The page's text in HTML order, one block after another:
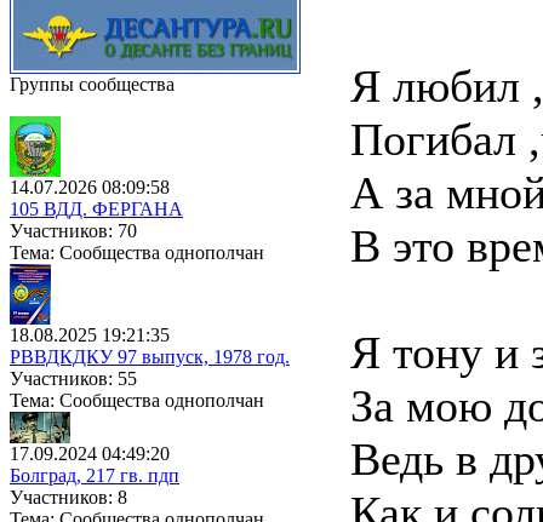
Группы сообщества
14.07.2026 08:09:58
105 ВДД. ФЕРГАНА
Участников: 70
Тема: Сообщества однополчан
18.08.2025 19:21:35
РВВДКДКУ 97 выпуск, 1978 год.
Участников: 55
Тема: Сообщества однополчан
17.09.2024 04:49:20
Болград, 217 гв. пдп
Участников: 8
Я любил
Погибал
А за
В это
Я тону и
За мою
Ведь в